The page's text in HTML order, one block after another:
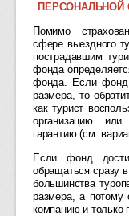
ПЕРСОНАЛЬНОЙ
Помимо
сфере выездного
пострадавшим
фонда
фонда. Если фонд
размера, то
как турист
организацию
гарантию (см.
Если фонд
обращаться сразу
большинства
размера, а потому
компанию и только